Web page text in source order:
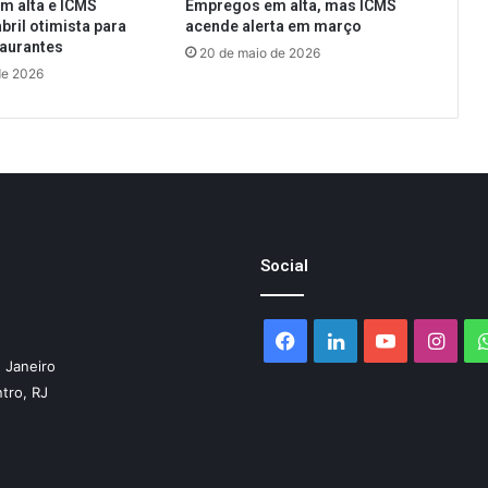
alta e ICMS
otimista para
2026
Empregos em alta, mas ICMS
acende alerta em março
20 de maio de 2026
Janeiro
RJ
Social
Facebook
LinkedinYouTube